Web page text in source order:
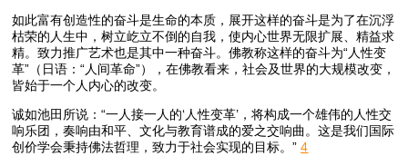
如此富有创造性的奋斗是生命的本质，展开这样的奋斗是为了在沉浮
枯荣的人生中，树立屹立不倒的自我，使内心世界无限扩展、精益求
精。致力推广艺术也是其中一种奋斗。佛教称这样的奋斗为“人性变
革”（日语：“人间革命”），在佛教看来，社会及世界的大规模改变，
皆始于一个人内心的改变。
诚如池田所说：“一人接一人的‘人性变革’，将构成一个雄伟的人性交
响乐团，奏响由和平、文化与教育谱成的爱之交响曲。这是我们国际
创价学会秉持佛法哲理，致力于社会实现的目标。”4